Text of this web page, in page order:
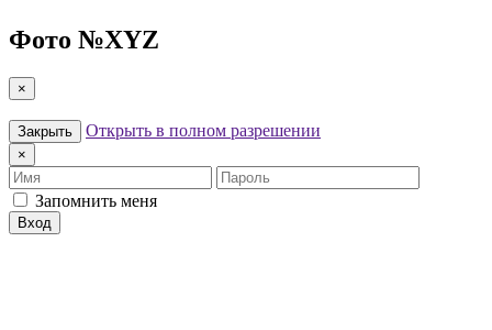
Фото №XYZ
×
Закрыть Открыть в полном разрешении
×
Имя
Пароль
Запомнить меня
Вход